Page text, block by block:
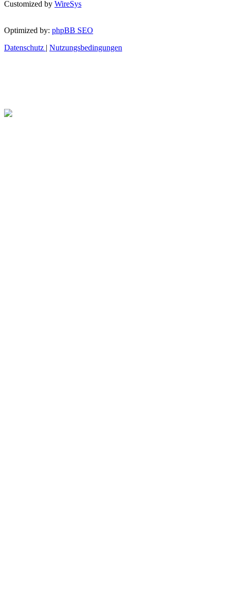
Customized by WireSys
Optimized by: phpBB SEO
Datenschutz | Nutzungsbedingungen